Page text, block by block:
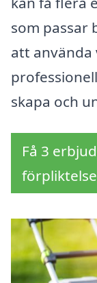
som passar
att använda
skapa och
Få 3